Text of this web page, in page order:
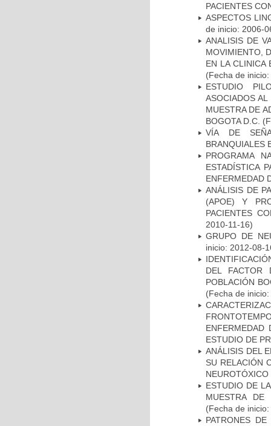
PACIENTES
ASPECTOS
de inicio: 2006-
ANALISIS DE
MOVIMIENTO,
EN LA CLINICA
(Fecha de
ESTUDIO
ASOCIADOS
MUESTRA DE
BOGOTA D.C.
VÍA DE
BRANQUIALES
PROGRAMA
ESTADÍSTICA
ENFERMEDAD
ANÁLISIS DE
(APOE) Y
PACIENTES
2010-11-16)
GRUPO DE
inicio: 2012-08-
DEL FACTOR
POBLACIÓN
(Fecha de
ENFERMEDAD
ESTUDIO DE
ANÁLISIS DEL
SU RELACIÓN
NEUROTÓXICO
ESTUDIO DE
MUESTRA DE
(Fecha de
PATRONES